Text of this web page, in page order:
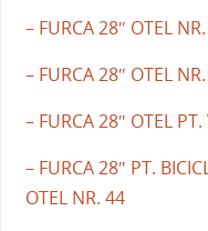
– FURCA 28″ OTEL
– FURCA 28″ OTEL
– FURCA 28″ OTEL
– FURCA 28″ PT.
OTEL NR. 44